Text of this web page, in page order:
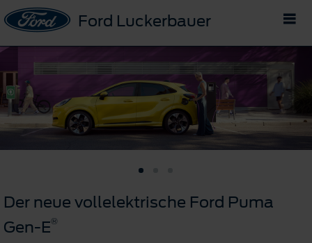
Ford Luckerbauer
Der neue vollelektrische Ford Puma
Gen-E®